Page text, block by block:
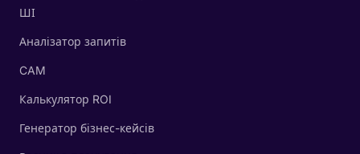
ШІ
Аналізатор запитів
CAM
Калькулятор ROI
Генератор бізнес-кейсів